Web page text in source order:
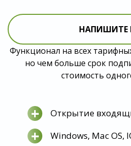
НАПИШИТЕ
Функционал на всех
но чем больше срок
стоимость
+ Открытие
+ Windows, Mac OS,